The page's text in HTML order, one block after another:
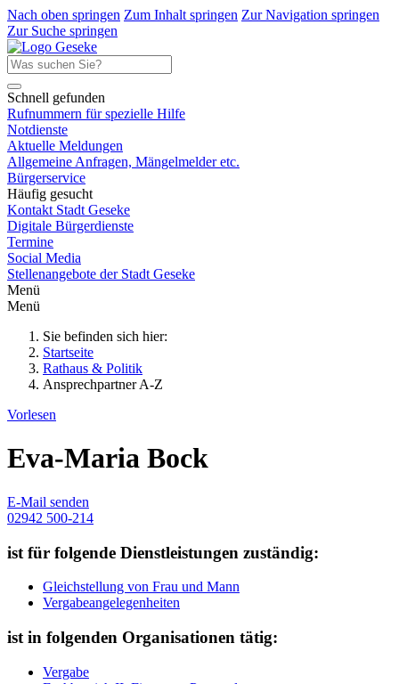
Nach oben springen Zum Inhalt springen Zur Navigation springen
Zur Suche springen
Schnell gefunden
Rufnummern für spezielle Hilfe
Notdienste
Aktuelle Meldungen
Allgemeine Anfragen, Mängelmelder etc.
Bürgerservice
Häufig gesucht
Kontakt Stadt Geseke
Digitale Bürgerdienste
Termine
Social Media
Stellenangebote der Stadt Geseke
Menü
Menü
Sie befinden sich hier:
Startseite
Rathaus & Politik
Ansprechpartner A-Z
Vorlesen
Eva-Maria Bock
E-Mail senden
02942 500-214
ist für folgende Dienstleistungen zuständig:
Gleichstellung von Frau und Mann
Vergabeangelegenheiten
ist in folgenden Organisationen tätig:
Vergabe